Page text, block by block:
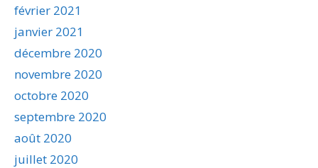
février 2021
janvier 2021
décembre 2020
novembre 2020
octobre 2020
septembre 2020
août 2020
juillet 2020